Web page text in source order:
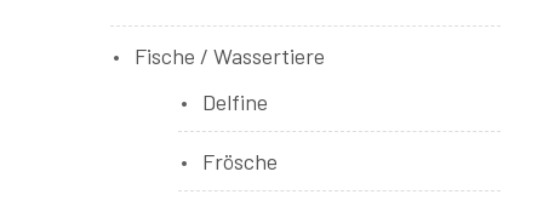
Fische / Wassertiere
Delfine
Frösche